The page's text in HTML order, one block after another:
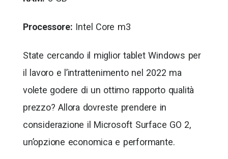
Processore: Intel Core m3
State cercando il miglior tablet Windows per
il lavoro e l’intrattenimento nel 2022 ma
volete godere di un ottimo rapporto qualità
prezzo? Allora dovreste prendere in
considerazione il Microsoft Surface GO 2,
un’opzione economica e performante.